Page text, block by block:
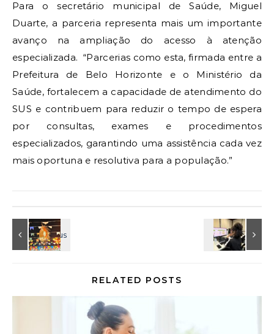
Para o secretário municipal de Saúde, Miguel
Duarte, a parceria representa mais um importante
avanço na ampliação do acesso à atenção
especializada. “Parcerias como esta, firmada entre a
Prefeitura de Belo Horizonte e o Ministério da
Saúde, fortalecem a capacidade de atendimento do
SUS e contribuem para reduzir o tempo de espera
por consultas, exames e procedimentos
especializados, garantindo uma assistência cada vez
mais oportuna e resolutiva para a população.”
RELATED POSTS